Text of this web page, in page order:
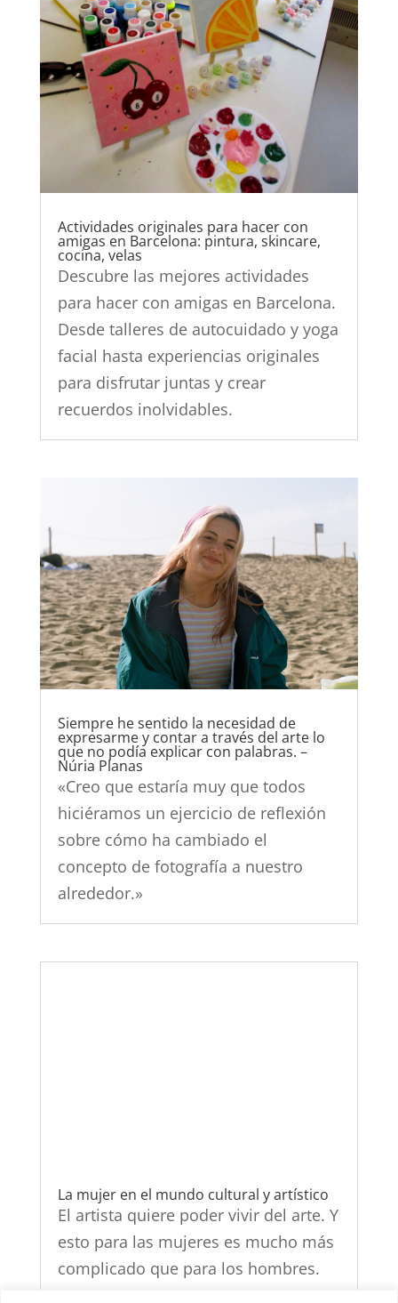
Actividades originales para hacer con
amigas en Barcelona: pintura, skincare,
cocina, velas
Descubre las mejores actividades
para hacer con amigas en Barcelona.
Desde talleres de autocuidado y yoga
facial hasta experiencias originales
para disfrutar juntas y crear
recuerdos inolvidables.
Siempre he sentido la necesidad de
expresarme y contar a través del arte lo
que no podía explicar con palabras. –
Núria Planas
«Creo que estaría muy que todos
hiciéramos un ejercicio de reflexión
sobre cómo ha cambiado el
concepto de fotografía a nuestro
alrededor.»